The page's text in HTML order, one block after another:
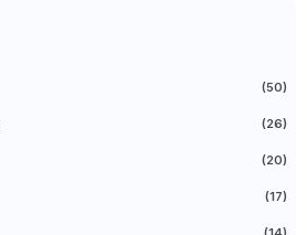
(50)
(26)
(20)
(17)